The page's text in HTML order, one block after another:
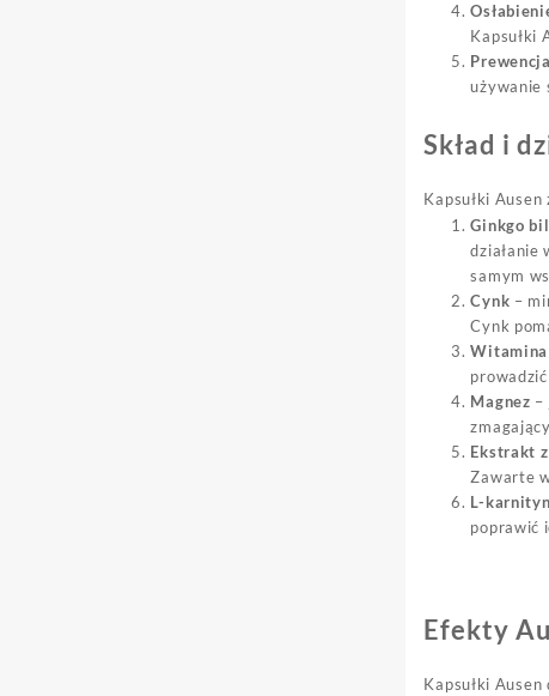
Kapsułki
używanie
Skład i
Kapsułki
Ginkgo
działanie
samym
Cynk –
Cynk
Witamina
Magnez –
Ekstrakt
Zawarte
L-
poprawić
Efekty
Kapsułki